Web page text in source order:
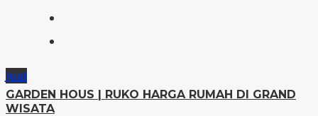
Jual
GARDEN HOUS | RUKO HARGA RUMAH DI GRAND
WISATA